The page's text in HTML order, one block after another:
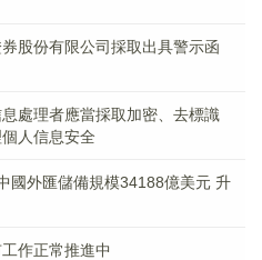
股份有限公司採取出具警示函
處理者應當採取加密、去標識
人信息安全
國外匯儲備規模34188億美元 升
作正常推進中